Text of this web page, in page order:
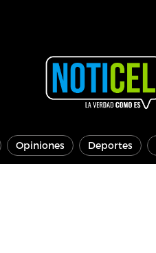
Opiniones Deportes